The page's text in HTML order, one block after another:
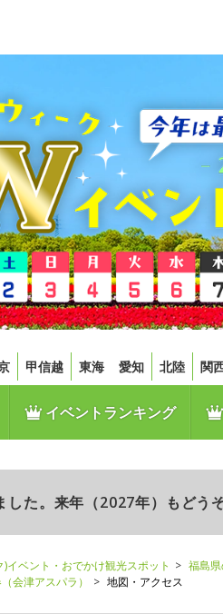
甲信越 東海 愛知 北陸 関
イベントランキング
た。来年（2027年）もどう
イベント・おでかけ観光スポット
福島
会津アスパラ） 地図・アクセス